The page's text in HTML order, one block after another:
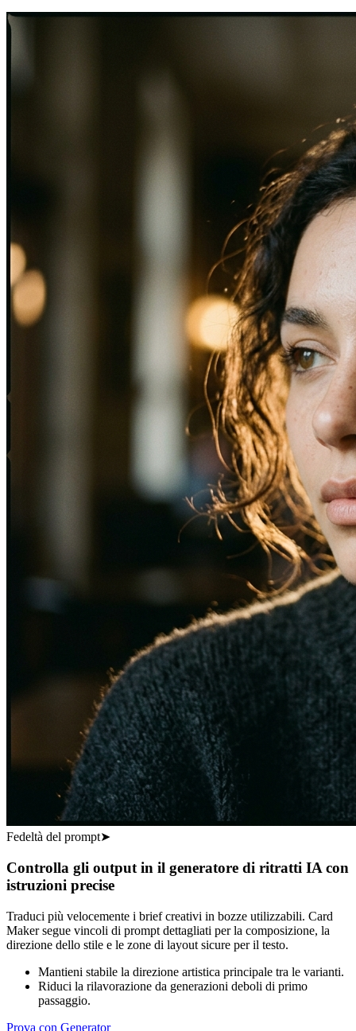
Fedeltà del prompt➤
Controlla gli output in il generatore di ritratti IA con
istruzioni precise
Traduci più velocemente i brief creativi in bozze utilizzabili. Card
Maker segue vincoli di prompt dettagliati per la composizione, la
direzione dello stile e le zone di layout sicure per il testo.
Mantieni stabile la direzione artistica principale tra le varianti.
Riduci la rilavorazione da generazioni deboli di primo
passaggio.
Prova con Generator